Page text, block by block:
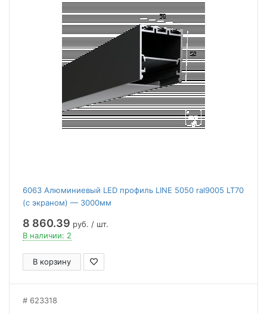
6063 Алюминиевый LED профиль LINE 5050 ral9005 LT70
(с экраном) — 3000мм
8 860.39 руб. / шт.
В наличии: 2
В корзину
623318